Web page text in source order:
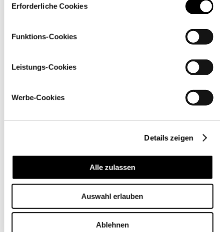
über den Link „Cookie-Einstellungen
Erforderliche Cookies
Funktions-Cookies
Leistungs-Cookies
Werbe-Cookies
Details zeigen
Alle zulassen
Auswahl erlauben
Ablehnen
Pflegehinweise